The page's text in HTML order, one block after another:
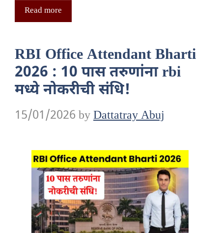
Read more
RBI Office Attendant Bharti
2026 : 10 पास तरुणांना rbi
मध्ये नोकरीची संधि!
15/01/2026 byDattatray Abuj